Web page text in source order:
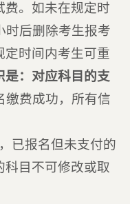
费。如未在规定时
时后删除考生报考
定时间内考生可重
是：对应科目的支
缴费成功，所有信
已报名但未支付的
科目不可修改或取